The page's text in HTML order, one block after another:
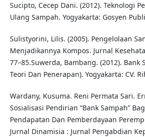
Sucipto, Cecep Dani. (2012). Teknologi
Ulang Sampah. Yogyakarta: Gosyen
Sulistyorini, Lilis. (2005). Pengelolaan
Menjadikannya Kompos. Jurnal
77–85.Suwerda, Bambang. (2012). Bank
Teori Dan Penerapan). Yogyakarta: CV.
Wardany, Kusuma. Reni Permata Sari.
Sosialisasi Pendirian “Bank Sampah”
Pendapatan Dan Pemberdayaan
Jurnal Dinamisia : Jurnal Pengabdian